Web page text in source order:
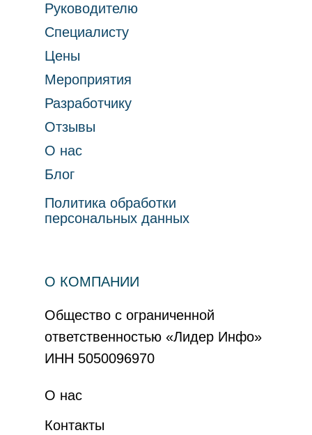
О нас
Руководителю
Специалисту
Разработчику
Цены
Отзывы
Политика обработки
персональных данных
Блог
Мероприятия
Контакты
О нас
О КОМПАНИИ
Общество с ограниченной
ответственностью «Лидер Инфо»
ИНН 5050096970